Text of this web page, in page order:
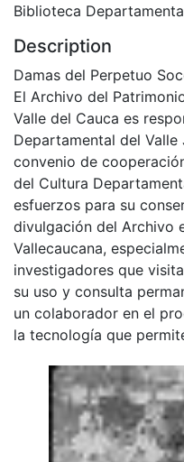
Biblioteca
Description
Damas del Perpetuo
El Archivo del
Valle del Cauca es
Departamental del
convenio de
del Cultura
esfuerzos para su
divulgación del Archivo
Vallecaucana,
investigadores que
su uso y consulta
un colaborador en el
la tecnología que